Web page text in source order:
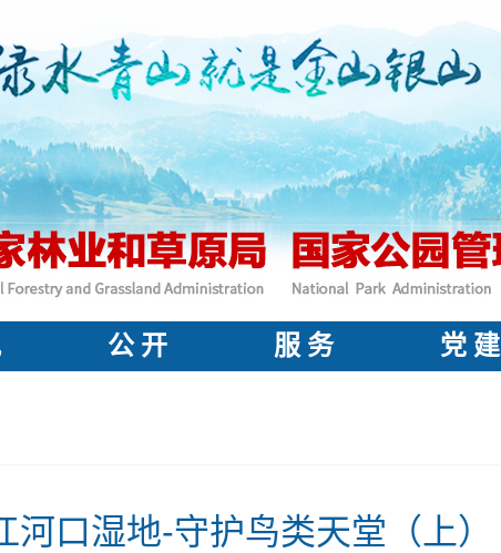
公 开 服 务 党 建
河口湿地-守护鸟类天堂（上）